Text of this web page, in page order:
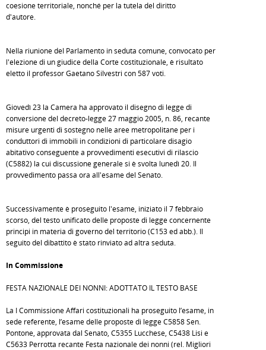
coesione territoriale, nonché per la tutela del diritto
d'autore.
Nella riunione del Parlamento in seduta comune, convocato per
l'elezione di un giudice della Corte costituzionale, è risultato
eletto il professor Gaetano Silvestri con 587 voti.
Giovedì 23 la Camera ha approvato il disegno di legge di
conversione del decreto-legge 27 maggio 2005, n. 86, recante
misure urgenti di sostegno nelle aree metropolitane per i
conduttori di immobili in condizioni di particolare disagio
abitativo conseguente a provvedimenti esecutivi di rilascio
(C5882) la cui discussione generale si è svolta lunedì 20. Il
provvedimento passa ora all'esame del Senato.
Successivamente è proseguito l'esame, iniziato il 7 febbraio
scorso, del testo unificato delle proposte di legge concernente
principi in materia di governo del territorio (C153 ed abb.). Il
seguito del dibattito è stato rinviato ad altra seduta.
In Commissione
FESTA NAZIONALE DEI NONNI: ADOTTATO IL TESTO BASE
La I Commissione Affari costituzionali ha proseguito l’esame, in
sede referente, l’esame delle proposte di legge C5858 Sen.
Pontone, approvata dal Senato, C5355 Lucchese, C5438 Lisi e
C5633 Perrotta recante Festa nazionale dei nonni (rel. Migliori